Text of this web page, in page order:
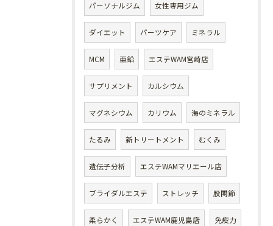
パーソナルジム 女性専用ジム
ダイエット パーツケア ミネラル
MCM 亜鉛 エステWAM宮崎店
サプリメント カルシウム
マグネシウム カリウム 海のミネラル
たるみ 新トリートメント むくみ
遺伝子分析 エステWAMマリエール店
ブライダルエステ ストレッチ 股関節
柔らかく エステWAM鹿児島店 免疫力